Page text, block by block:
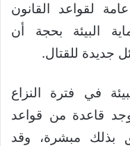
لقواعد القانون
البيئة بحجة أن
جديدة للقتال.
في فترة النزاع
قاعدة من قواعد
بذلك مبشرة، وقد